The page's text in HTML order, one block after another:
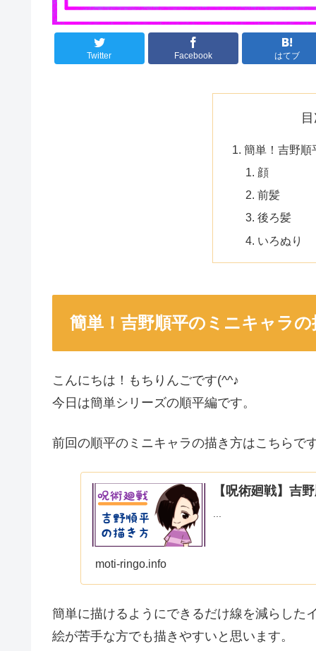
Twitter Facebook はてブ
簡単！吉野順
顔
前髪
後ろ髪
いろぬり
簡単！吉野順平のミニキャラの
こんにちは！もちりんごです(^^♪
今日は簡単シリーズの順平編です。
前回の順平のミニキャラの描き方はこちらで
【呪術廻戦】吉
moti-ringo.info
簡単に描けるようにできるだけ線を減らした
絵が苦手な方でも描きやすいと思います。